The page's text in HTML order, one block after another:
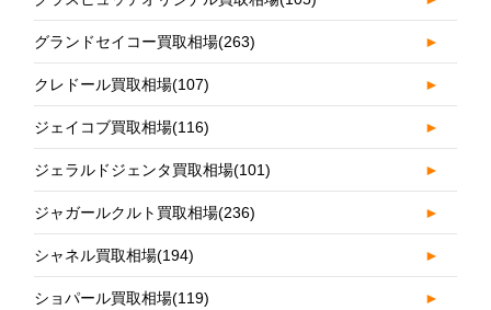
グランドセイコー買取相場(263) ►
クレドール買取相場(107) ►
ジェイコブ買取相場(116) ►
ジェラルドジェンタ買取相場(101) ►
ジャガールクルト買取相場(236) ►
シャネル買取相場(194) ►
ショパール買取相場(119) ►